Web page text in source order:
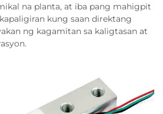
na planta, at iba pang mahigpit
kung saan direktang
ng kagamitan sa kaligtasan at